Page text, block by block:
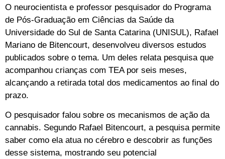
O neurocientista e professor pesquisador do Programa
de Pós-Graduação em Ciências da Saúde da
Universidade do Sul de Santa Catarina (UNISUL), Rafael
Mariano de Bitencourt, desenvolveu diversos estudos
publicados sobre o tema. Um deles relata pesquisa que
acompanhou crianças com TEA por seis meses,
alcançando a retirada total dos medicamentos ao final do
prazo.
O pesquisador falou sobre os mecanismos de ação da
cannabis. Segundo Rafael Bitencourt, a pesquisa permite
saber como ela atua no cérebro e descobrir as funções
desse sistema, mostrando seu potencial